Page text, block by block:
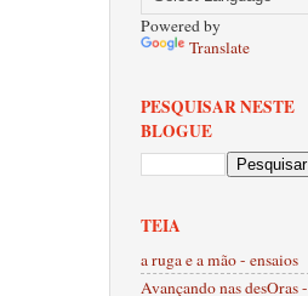
Powered by
Translate
PESQUISAR NESTE
BLOGUE
TEIA
a ruga e a mão - ensaios
Avançando nas desOras -